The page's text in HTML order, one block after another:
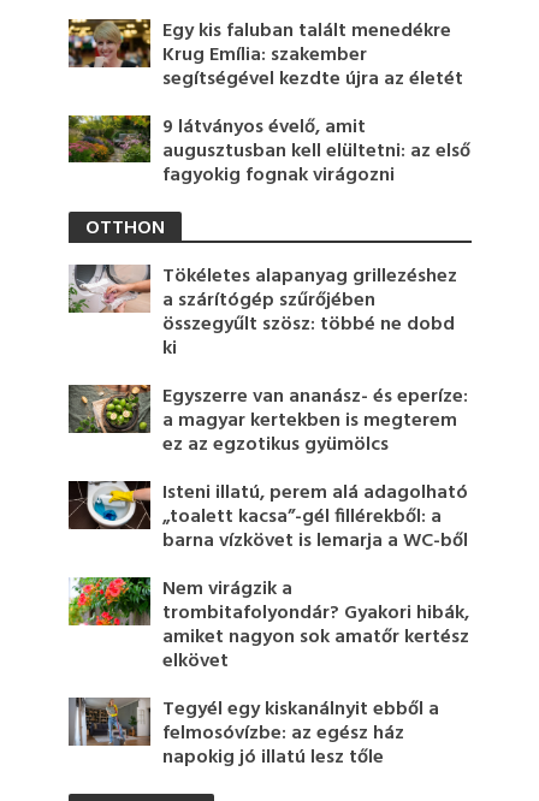
Egy kis faluban talált menedékre
Krug Emília: szakember
segítségével kezdte újra az életét
9 látványos évelő, amit
augusztusban kell elültetni: az első
fagyokig fognak virágozni
OTTHON
Tökéletes alapanyag grillezéshez
a szárítógép szűrőjében
összegyűlt szösz: többé ne dobd
ki
Egyszerre van ananász- és eperíze:
a magyar kertekben is megterem
ez az egzotikus gyümölcs
Isteni illatú, perem alá adagolható
„toalett kacsa”-gél fillérekből: a
barna vízkövet is lemarja a WC-ből
Nem virágzik a
trombitafolyondár? Gyakori hibák,
amiket nagyon sok amatőr kertész
elkövet
Tegyél egy kiskanálnyit ebből a
felmosóvízbe: az egész ház
napokig jó illatú lesz tőle